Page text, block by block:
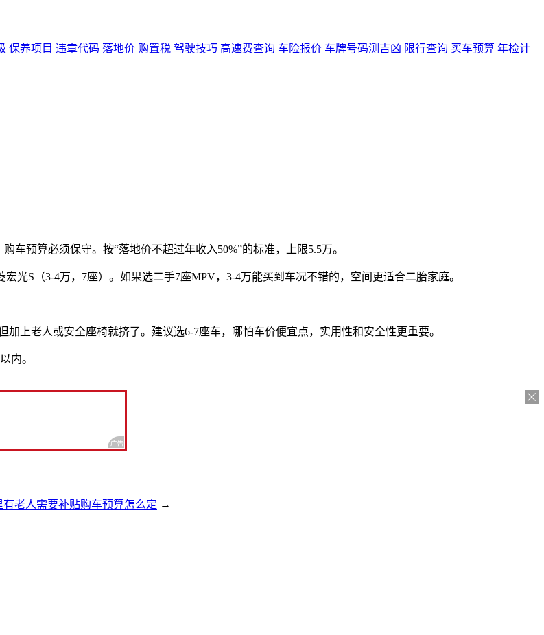
保养项目 违章代码 落地价 购置税 驾驶技巧 高速费查询 车险报价 车牌号码测吉凶 限行查询 买车预算 年检计
车预算必须保守。按“落地价不超过年收入50%”的标准，上限5.5万。
光S（3-4万，7座）。如果选二手7座MPV，3-4万能买到车况不错的，空间更适合二胎家庭。
上老人或安全座椅就挤了。建议选6-7座车，哪怕车价便宜点，实用性和安全性更重要。
内。
有老人需要补贴购车预算怎么定 →